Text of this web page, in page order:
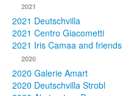
2021
2021 Deutschvilla
2021 Centro Giacometti
2021 Iris Camaa and friends
2020
2020 Galerie Amart
2020 Deutschvilla Strobl